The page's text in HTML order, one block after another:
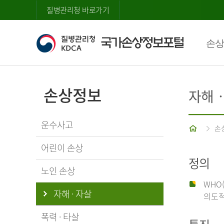
질병관리청 바로가기
손
손상정보
운수사고
어린이 손상
노인 손상
자해 · 자살
폭력 · 타살
자해
홈 손
정의
의도